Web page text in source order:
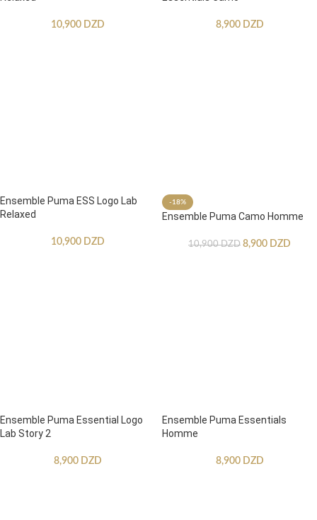
10,900 DZD 8,900 DZD
Ensemble Puma ESS Logo Lab
Relaxed
10,900 DZD
-18%
Ensemble Puma Camo Homme
10,900DZD 8,900 DZD
Ensemble Puma Essential Logo
Lab Story 2
8,900 DZD
Ensemble Puma Essentials
Homme
8,900 DZD